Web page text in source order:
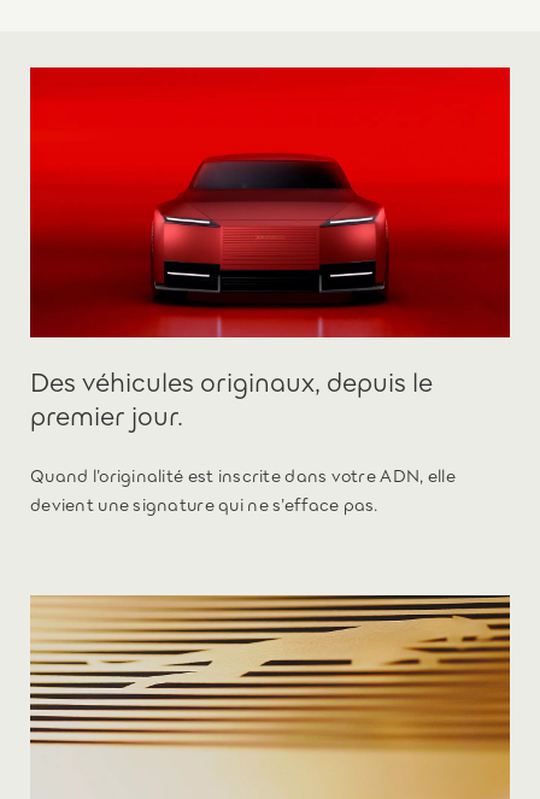
Des véhicules originaux, depuis le
premier jour.
Quand l’originalité est inscrite dans votre ADN, elle
devient une signature qui ne s’efface pas.